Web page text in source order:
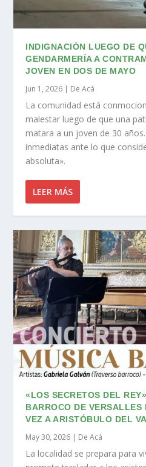
INDIGNACIÓN LUEGO DE
GENDARMERÍA A
JOVEN EN DOS DE MAYO
Jun 1, 2026 | De Acá
La comunidad está
malestar luego de que una
matara a un joven de 30
inmediatas ante lo que
absoluta».
LEER MÁS
«LOS SECRETOS DEL
BARROCO DE VERSALLES
VEZ A ARISTÓBULO DEL
May 30, 2026 | De Acá
La localidad se prepara para